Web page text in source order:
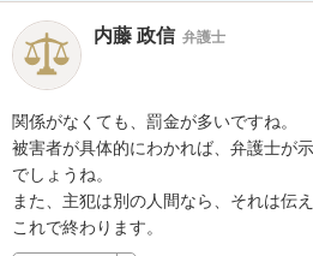
内藤 政信 弁護士
関係がなくても、罰金が多いですね。
被害者が具体的にわかれば、弁護士が
でしょうね。
また、主犯は別の人間なら、それは伝え
これで終わります。